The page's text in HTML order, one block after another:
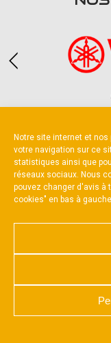
Notre site internet et
votre navigation sur ce
statistiques ainsi que
réseaux sociaux. Nous
pouvez changer d'avis à
cookies" en bas à
Appuyez sur le bouton
NOUS